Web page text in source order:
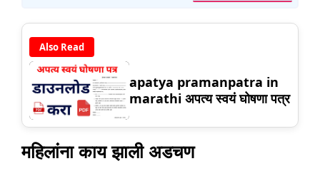
Also Read
apatya pramanpatra in
marathi अपत्य स्वयं घोषणा पत्र
महिलांना काय झाली अडचण